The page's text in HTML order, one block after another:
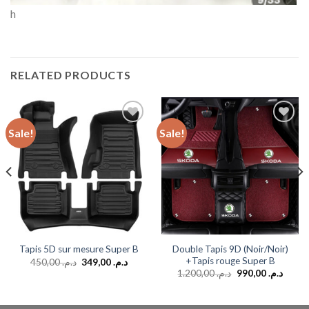
h
RELATED PRODUCTS
Sale!
Add to
wishlist
Tapis 5D sur mesure Super B
د.م.450,00 د.م.349,00
Sale!
Add to
wishlist
Double Tapis 9D (Noir/Noir)
+Tapis rouge Super B
د.م.1.200,00 د.م.990,00